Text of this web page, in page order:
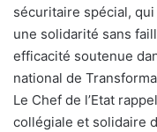
sécuritaire spécial,
une solidarité sans
efficacité soutenue
national de
Le Chef de l’Etat
collégiale et solidaire